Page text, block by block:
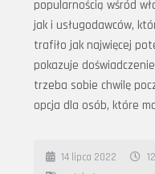
popularnością wśród
jak i usługodawców,
trafiło jak najwięcej
pokazuje
trzeba sobie chwilę
opcja dla osób, które
14 lipca 2022